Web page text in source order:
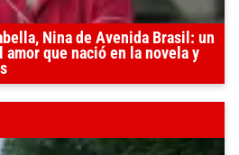
Nina de Avenida Brasil: un
que nació en la novela y